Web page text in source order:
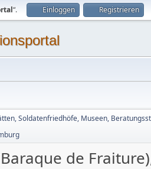
“. Einloggen Registrieren
Soldatenfriedhöfe, Museen,
de